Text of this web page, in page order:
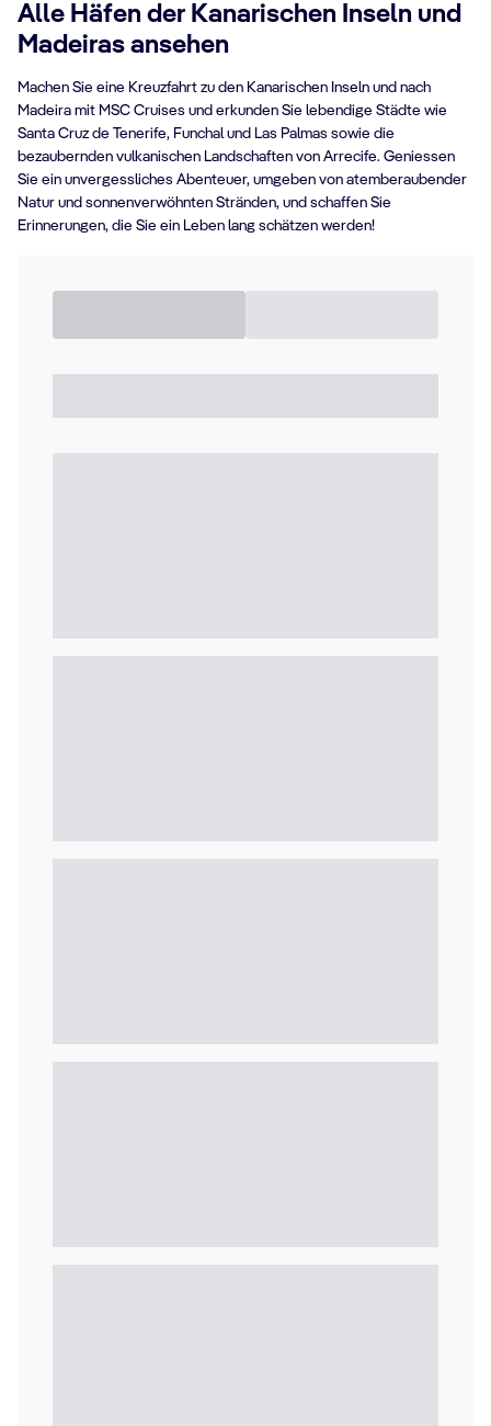
Alle Häfen der Kanarischen Inseln und
Madeiras ansehen
Machen Sie eine Kreuzfahrt zu den Kanarischen Inseln und nach
Madeira mit MSC Cruises und erkunden Sie lebendige Städte wie
Santa Cruz de Tenerife, Funchal und Las Palmas sowie die
bezaubernden vulkanischen Landschaften von Arrecife. Geniessen
Sie ein unvergessliches Abenteuer, umgeben von atemberaubender
Natur und sonnenverwöhnten Stränden, und schaffen Sie
Erinnerungen, die Sie ein Leben lang schätzen werden!